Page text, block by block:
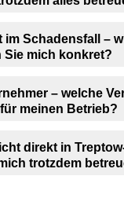
im Schadensfall –
Sie mich konkret?
– welche
meinen Betrieb?
direkt in
trotzdem